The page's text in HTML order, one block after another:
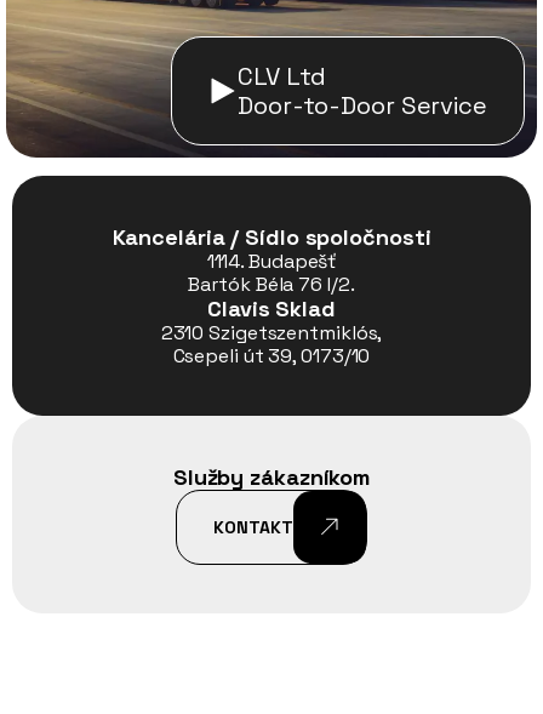
CLV Ltd
Door-to-Door Service
Kancelária / Sídlo spoločnosti
1114. Budapešť
Bartók Béla 76 I/2.
Clavis Sklad
2310 Szigetszentmiklós,
Csepeli út 39, 0173/10
Služby zákazníkom
KONTAKT